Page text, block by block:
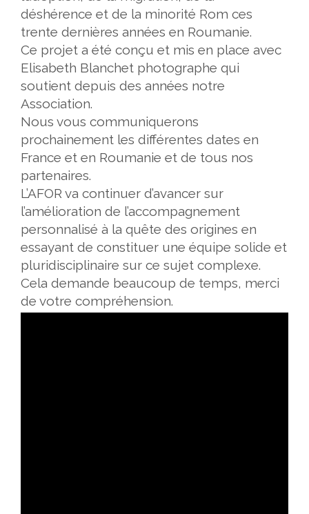
déshérence et de la minorité Rom ces
trente dernières années en Roumanie.
Ce projet a été conçu et mis en place avec
Elisabeth Blanchet photographe qui
soutient depuis des années notre
Association.
Nous vous communiquerons
prochainement les différentes dates en
France et en Roumanie et de tous nos
partenaires.
L’AFOR va continuer d’avancer sur
l’amélioration de l’accompagnement
personnalisé à la quête des origines en
essayant de constituer une équipe solide et
pluridisciplinaire sur ce sujet complexe.
Cela demande beaucoup de temps, merci
de votre compréhension.